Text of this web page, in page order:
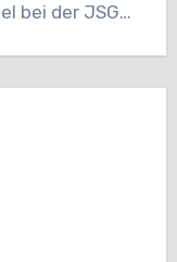
bei der JSG